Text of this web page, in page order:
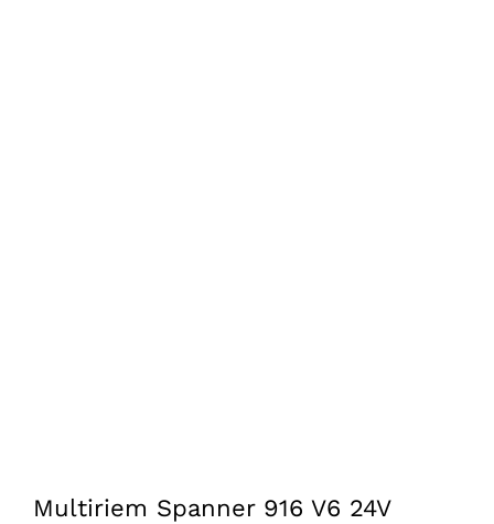
Multiriem Spanner 916 V6 24V